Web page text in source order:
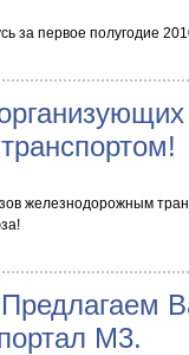
за первое полугодие
железнодорожным
М3.